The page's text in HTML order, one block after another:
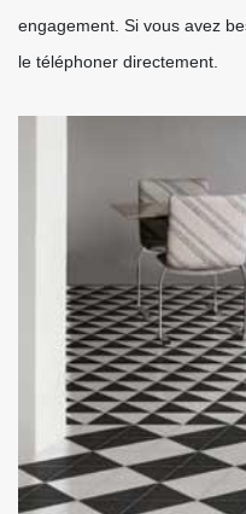
engagement. Si vous avez
le téléphoner directement.